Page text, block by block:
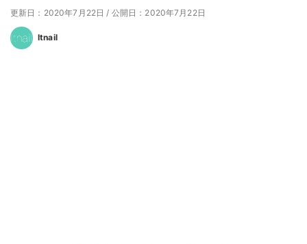
更新日：2020年7月22日 / 公開日：2020年7月22日
Itnail